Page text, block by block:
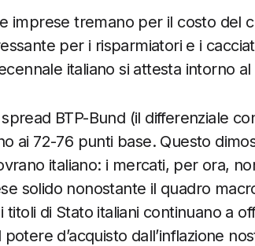
imprese tremano per il costo del
per i risparmiatori e i
italiano si attesta intorno
BTP-Bund (il differenziale
ai 72-76 punti base. Questo
italiano: i mercati, per ora,
solido nonostante il quadro
titoli di Stato italiani continuano a
d’acquisto dall’inflazione